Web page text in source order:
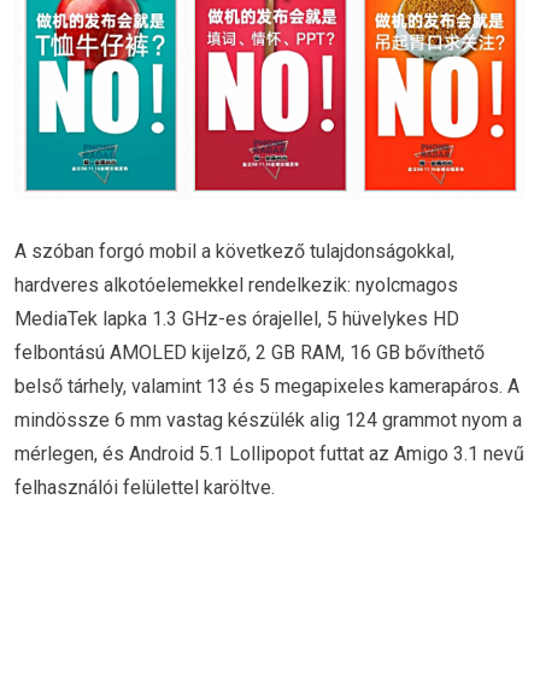
A szóban forgó mobil a következő tulajdonságokkal,
hardveres alkotóelemekkel rendelkezik: nyolcmagos
MediaTek lapka 1.3 GHz-es órajellel, 5 hüvelykes HD
felbontású AMOLED kijelző, 2 GB RAM, 16 GB bővíthető
belső tárhely, valamint 13 és 5 megapixeles kamerapáros. A
mindössze 6 mm vastag készülék alig 124 grammot nyom a
mérlegen, és Android 5.1 Lollipopot futtat az Amigo 3.1 nevű
felhasználói felülettel karöltve.